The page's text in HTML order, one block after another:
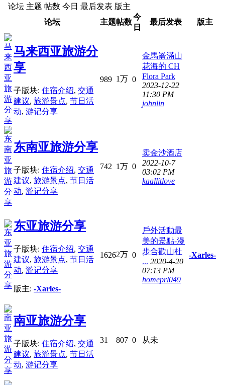
论坛 主题 帖数 今日 最后发表 版主
论坛
主题帖数
今
日
最后发表 版主
马来西亚旅游分
享
子版块: 住宿介绍, 交通
建议, 旅游景点, 节日活
动, 游记分享
989 1万 0
金馬崙滿山
花海的 CH
Flora Park
2023-12-22
11:30 PM
johnlin
东南亚旅游分享
子版块: 住宿介绍, 交通
建议, 旅游景点, 节日活
动, 游记分享
742 1万 0
卖金沙酒店
2022-10-7
03:02 PM
kaallitlove
东亚旅游分享
子版块: 住宿介绍, 交通
建议, 旅游景点, 节日活
动, 游记分享
版主: -Xarles-
16262万 0
戶外活動最
美的景點-漫
步合歡山杜
... 2020-4-20
07:13 PM
homeprl049
-Xarles-
南亚旅游分享
子版块: 住宿介绍, 交通
建议, 旅游景点, 节日活
动, 游记分享
31 807 0 从未